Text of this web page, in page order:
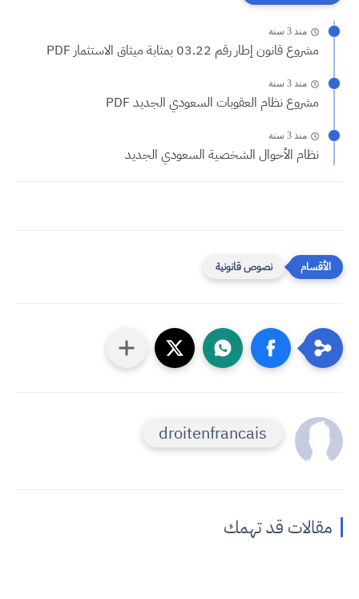
منذ 3 سنة
مشروع قانون إطار رقم 03.22 بمثابة ميثاق الاستثمار PDF
منذ 3 سنة
مشروع نظام العقوبات السعودي الجديد PDF
منذ 3 سنة
نظام الأحوال الشخصية السعودي الجديد
نصوص قانونية
droitenfrancais
مقالات قد تهمك